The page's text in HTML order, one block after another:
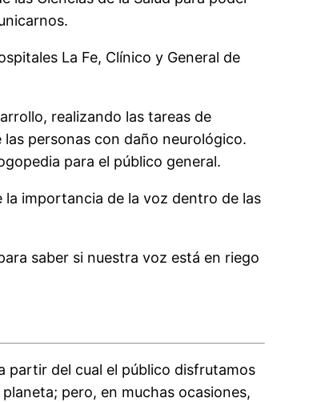
La Fe, Clínico y General de
realizando las tareas de
personas con daño neurológico.
para el público general.
importancia de la voz dentro de las
saber si nuestra voz está en riego
partir del cual el público disfrutamos
pero, en muchas ocasiones,